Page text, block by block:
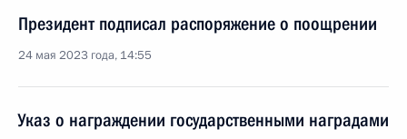
Президент подписал распоряжение о поощрении
24 мая 2023 года, 14:55
Указ о награждении государственными наградами